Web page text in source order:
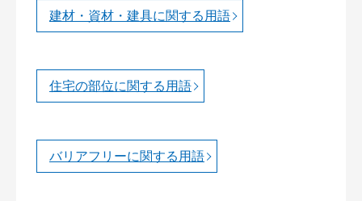
建材・資材・建具に関する用語
住宅の部位に関する用語
バリアフリーに関する用語